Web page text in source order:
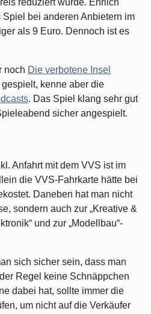
reduziert wurde. Ehrlich
bei anderen Anbietern im
als 9 Euro. Dennoch ist es
noch Die verbotene Insel
kenne aber die
. Das Spiel klang sehr gut
sicher angespielt.
Anfahrt mit dem VVS ist im
die VVS-Fahrkarte hätte bei
Daneben hat man nicht
sondern auch zur „Kreative &
und zur „Modellbau“-
sich sicher sein, dass man
Regel keine Schnäppchen
dabei hat, sollte immer die
um nicht auf die Verkäufer